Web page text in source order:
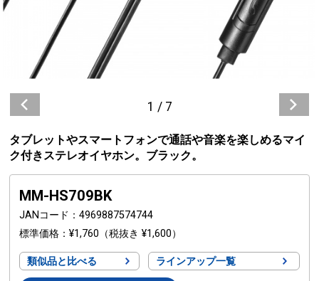
1 / 7
タブレットやスマートフォンで通話や音楽を楽しめるマイ
ク付きステレオイヤホン。ブラック。
MM-HS709BK
JANコード
4969887574744
標準価格
¥1,760 （税抜き ¥1,600）
類似品と比べる ラインアップ一覧